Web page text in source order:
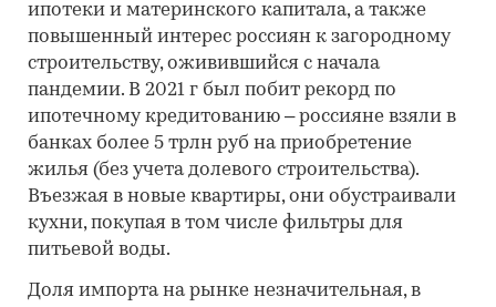
ипотеки и материнского капитала, а также
повышенный интерес россиян к загородному
строительству, оживившийся с начала
пандемии. В 2021 г был побит рекорд по
ипотечному кредитованию – россияне взяли в
банках более 5 трлн руб на приобретение
жилья (без учета долевого строительства).
Въезжая в новые квартиры, они обустраивали
кухни, покупая в том числе фильтры для
питьевой воды.
Доля импорта на рынке незначительная, в